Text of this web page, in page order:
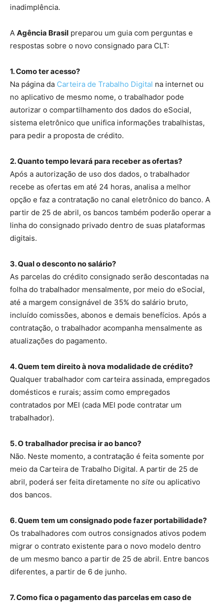
inadimplência.
A Agência Brasil preparou um guia com perguntas e
respostas sobre o novo consignado para CLT:
1. Como ter acesso?
Na página da Carteira de Trabalho Digital na internet ou
no aplicativo de mesmo nome, o trabalhador pode
autorizar o compartilhamento dos dados do eSocial,
sistema eletrônico que unifica informações trabalhistas,
para pedir a proposta de crédito.
2. Quanto tempo levará para receber as ofertas?
Após a autorização de uso dos dados, o trabalhador
recebe as ofertas em até 24 horas, analisa a melhor
opção e faz a contratação no canal eletrônico do banco. A
partir de 25 de abril, os bancos também poderão operar a
linha do consignado privado dentro de suas plataformas
digitais.
3. Qual o desconto no salário?
As parcelas do crédito consignado serão descontadas na
folha do trabalhador mensalmente, por meio do eSocial,
até a margem consignável de 35% do salário bruto,
incluído comissões, abonos e demais benefícios. Após a
contratação, o trabalhador acompanha mensalmente as
atualizações do pagamento.
4. Quem tem direito à nova modalidade de crédito?
Qualquer trabalhador com carteira assinada, empregados
domésticos e rurais; assim como empregados
contratados por MEI (cada MEI pode contratar um
trabalhador).
5. O trabalhador precisa ir ao banco?
Não. Neste momento, a contratação é feita somente por
meio da Carteira de Trabalho Digital. A partir de 25 de
abril, poderá ser feita diretamente no site ou aplicativo
dos bancos.
6. Quem tem um consignado pode fazer portabilidade?
Os trabalhadores com outros consignados ativos podem
migrar o contrato existente para o novo modelo dentro
de um mesmo banco a partir de 25 de abril. Entre bancos
diferentes, a partir de 6 de junho.
7. Como fica o pagamento das parcelas em caso de